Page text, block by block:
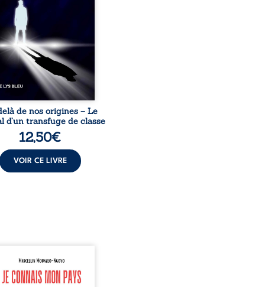
sociale. S’arracher à
exige pourtant un
Pris entre deux
l’homme réalise que
professionnels ne
guérissent ni ...
de nos origines – Le
d’un transfuge de classe
12,50€
VOIR CE LIVRE
mon pays se
comme une œuvre de
et d’éveil civique,